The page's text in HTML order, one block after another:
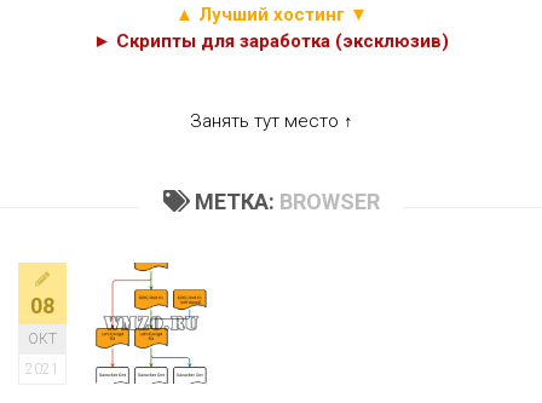
▲ Лучший хостинг ▼
► Скрипты для заработка (эксклюзив)
Занять тут место ↑
МЕТКА: BROWSER
08
ОКТ
2021